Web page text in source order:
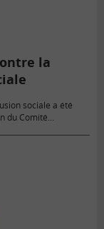
la
sociale a été
du Comité